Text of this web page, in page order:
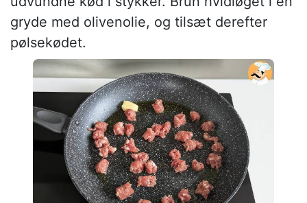
gryde med olivenolie, og tilsæt derefter
pølsekødet.